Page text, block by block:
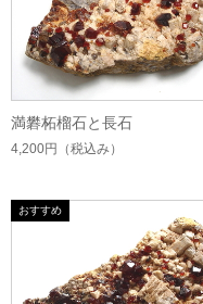
満礬柘榴石と長石
4,200円 （税込み）